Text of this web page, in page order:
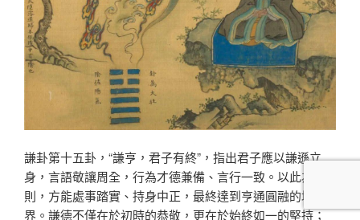
謙卦第十五卦，“謙亨，君子有終”，指出君子應以謙遜立
身，言語敬讓周全，行為才德兼備、言行一致。以此為準
則，方能處事踏實、持身中正，最終達到亨通圓融的境
界。謙德不僅在於初時的恭敬，更在於始終如一的堅持；